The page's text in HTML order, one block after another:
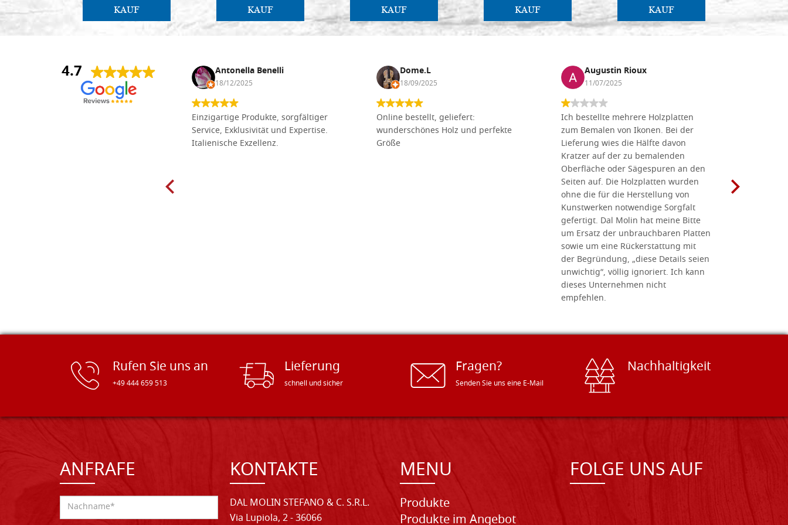
KAUF KAUF KAUF KAUF KAUF
4.7
Anna Maria Negri Antonella Benelli
18/12/2025
Einzigartige Produkte, sorgfältiger
Service, Exklusivität und Expertise.
Italienische Exzellenz.
Dome.L
18/09/2025
Online bestellt, geliefert:
wunderschönes Holz und perfekte
Größe
Augustin Rioux
11/07/2025
Ich bestellte mehrere Holzplatten
zum Bemalen von Ikonen. Bei der
Lieferung wies die Hälfte davon
Kratzer auf der zu bemalenden
Oberfläche oder Sägespuren an den
Seiten auf. Die Holzplatten wurden
ohne die für die Herstellung von
Kunstwerken notwendige Sorgfalt
gefertigt. Dal Molin hat meine Bitte
um Ersatz der unbrauchbaren Platten
sowie um eine Rückerstattung mit
der Begründung, „diese Details seien
unwichtig“, völlig ignoriert. Ich kann
dieses Unternehmen nicht
empfehlen.
Rufen Sie uns an
+49 444 659 513
Lieferung
schnell und sicher
Fragen?
Senden Sie uns eine E-Mail
Nachhaltigkeit
ANFRAFE KONTAKTE
DAL MOLIN STEFANO & C. S.R.L.
Via Lupiola, 2 - 36066
MENU
Produkte
Produkte im Angebot
FOLGE UNS AUF